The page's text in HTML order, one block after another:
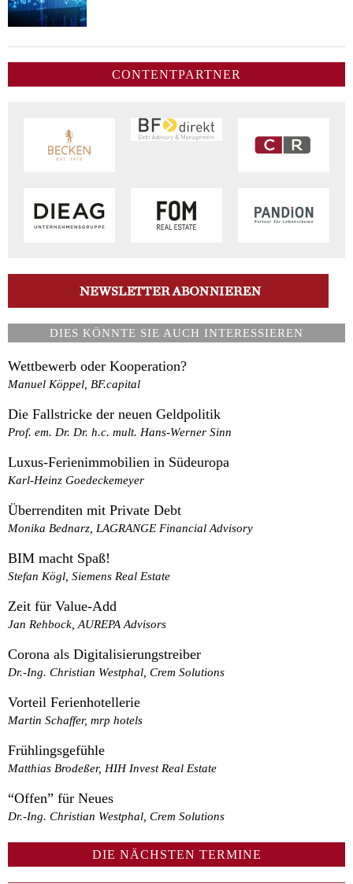
CONTENTPARTNER
DIES KÖNNTE SIE AUCH INTERESSIEREN
Wettbewerb oder Kooperation?
Manuel Köppel, BF.capital
Die Fallstricke der neuen Geldpolitik
Prof. em. Dr. Dr. h.c. mult. Hans-Werner Sinn
Luxus-Ferienimmobilien in Südeuropa
Karl-Heinz Goedeckemeyer
Überrenditen mit Private Debt
Monika Bednarz, LAGRANGE Financial Advisory
BIM macht Spaß!
Stefan Kögl, Siemens Real Estate
Zeit für Value-Add
Jan Rehbock, AUREPA Advisors
Corona als Digitalisierungstreiber
Dr.-Ing. Christian Westphal, Crem Solutions
Vorteil Ferienhotellerie
Martin Schaffer, mrp hotels
Frühlingsgefühle
Matthias Brodeßer, HIH Invest Real Estate
“Offen” für Neues
Dr.-Ing. Christian Westphal, Crem Solutions
DIE NÄCHSTEN TERMINE